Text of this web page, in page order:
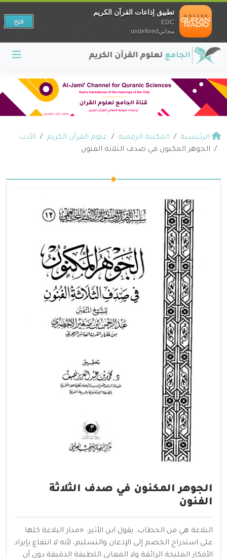
الرئيسية المكتبة الرقمية علوم القرآن الكريم
الأدب
الجوهر المكنون في صدف الثلاثة الفنون
الجوهر المكنون في صدف الثلاثة
الفنون
البلاغة هي فن الخطاب. يقول ابن الأثير: «مدار البلاغة كلها
على استدراج الخصم إلى الإذعان والتسليم، لأنه لا انتفاع بإيراد
الأفكار المليحة الرائقة ولا المعاني اللطيفة الدقيقة دون أن
تطبيق إذاعات القرآن الكريم
EDC
مجانيundefined
فتح